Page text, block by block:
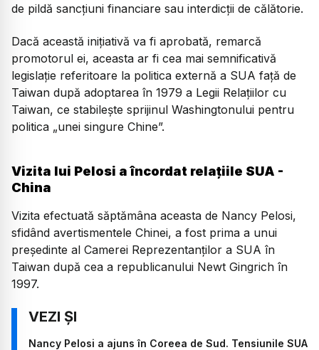
de pildă sancţiuni financiare sau interdicţii de călătorie.
Dacă această iniţiativă va fi aprobată, remarcă
promotorul ei, aceasta ar fi cea mai semnificativă
legislaţie referitoare la politica externă a SUA faţă de
Taiwan după adoptarea în 1979 a Legii Relaţiilor cu
Taiwan, ce stabileşte sprijinul Washingtonului pentru
politica „unei singure Chine”.
Vizita lui Pelosi a încordat relațiile SUA -
China
Vizita efectuată săptămâna aceasta de Nancy Pelosi,
sfidând avertismentele Chinei, a fost prima a unui
preşedinte al Camerei Reprezentanţilor a SUA în
Taiwan după cea a republicanului Newt Gingrich în
1997.
Nancy Pelosi a ajuns în Coreea de Sud. Tensiunile SUA